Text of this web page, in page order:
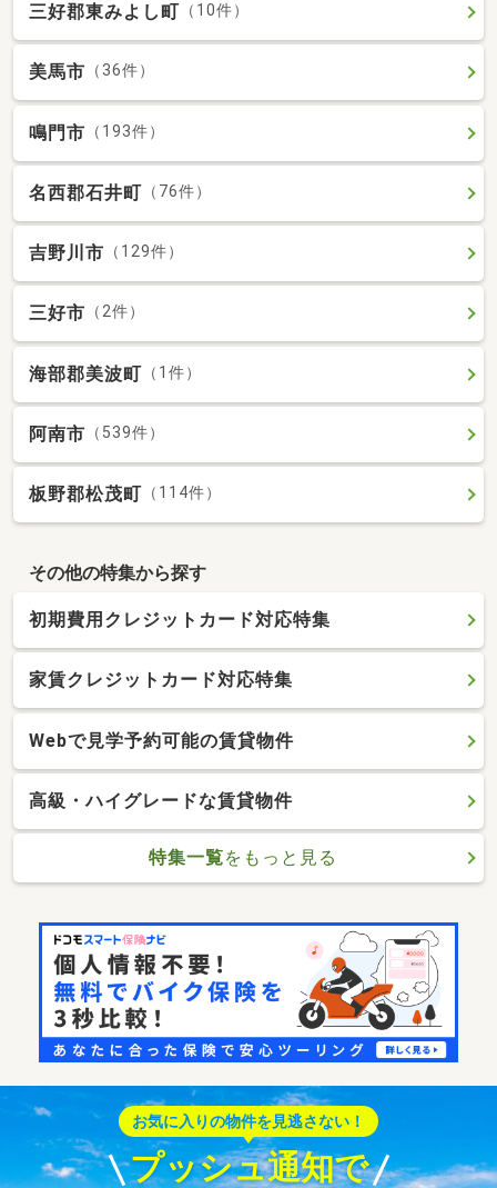
三好郡東みよし町 （10件）
美馬市 （36件）
鳴門市 （193件）
名西郡石井町 （76件）
吉野川市 （129件）
三好市 （2件）
海部郡美波町 （1件）
阿南市 （539件）
板野郡松茂町 （114件）
その他の特集から探す
初期費用クレジットカード対応特集
家賃クレジットカード対応特集
Webで見学予約可能の賃貸物件
高級・ハイグレードな賃貸物件
特集一覧をもっと見る
お気に入りの物件を見逃さない！
プッシュ通知で